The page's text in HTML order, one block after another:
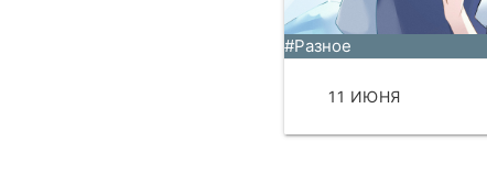
#Разное
11 ИЮНЯ